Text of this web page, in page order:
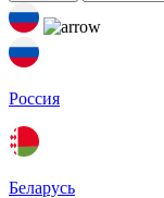
Россия
Беларусь